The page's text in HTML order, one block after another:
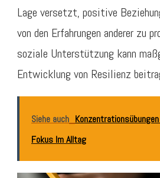
Lage versetzt, positive
von den Erfahrungen anderer zu
soziale Unterstützung kann
Entwicklung von Resilienz
Siehe auch
Fokus Im Alltag